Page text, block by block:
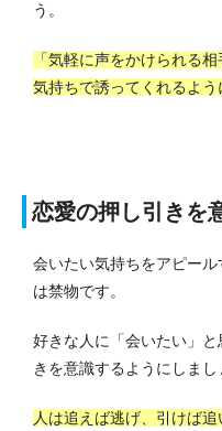
う。
「気軽に声をかけられる
気持ちで誘ってくれるよ
恋愛の押し引きを
会いたい気持ちをアピー
は禁物です。
好きな人に「会いたい」と
きを意識するようにしまし
人は追えば逃げ、引けば